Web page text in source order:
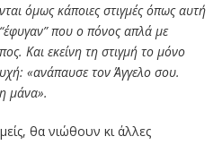
όμως κάποιες στιγμές όπως αυτή
που ο πόνος απλά με
Και εκείνη τη στιγμή το μόνο
«ανάπαυσε τον Άγγελο σου.
μάνα».
θα νιώθουν κι άλλες